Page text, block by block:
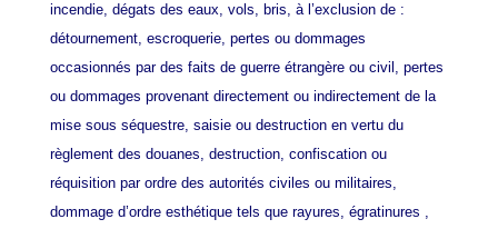
incendie, dégats des eaux, vols, bris, à l’exclusion de :
détournement, escroquerie, pertes ou dommages
occasionnés par des faits de guerre étrangère ou civil, pertes
ou dommages provenant directement ou indirectement de la
mise sous séquestre, saisie ou destruction en vertu du
règlement des douanes, destruction, confiscation ou
réquisition par ordre des autorités civiles ou militaires,
dommage d’ordre esthétique tels que rayures, égratinures ,